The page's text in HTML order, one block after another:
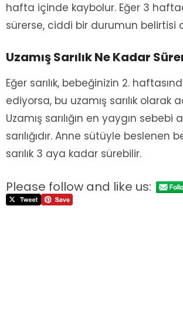
hafta içinde kaybolur. Eğer 3
sürerse, ciddi bir durumun belirtisi
Uzamış Sarılık Ne Kadar
Eğer sarılık, bebeğinizin 2.
ediyorsa, bu uzamış sarılık olarak
Uzamış sarılığın en yaygın sebebi
sarılığıdır. Anne sütüyle beslenen
sarılık 3 aya kadar sürebilir.
Please follow and like us: